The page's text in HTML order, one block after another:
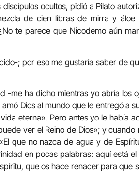
ocultos, pidió a Pilato
de cien libras de mirra y
te parece que Nicodemo aún
; por eso me gustaría saber de
-me ha dicho mientras yo abría los
Dios al mundo que le entregó a
eterna». Pero antes yo le había
ver el Reino de Dios»; y
que no nazca de agua y de
en pocas palabras: aquí está
que os hace renacer para que